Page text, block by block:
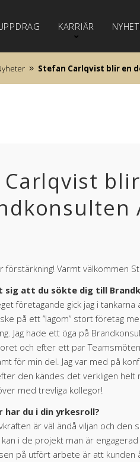
KARRIÄR
Stefan Carlqvist blir en
förstärkning! Varmt välkommen
sig att du sökte dig till
företagande gick jag i
på ett ”lagom” stort företag
Jag hade ett öga på
och efter ett par
för min del. Jag var med på
den kändes det verkligen helt
med trevliga kollegor!
du i din yrkesroll?
är väl ändå viljan och den
i de projekt man är
på utfört arbete är att kunden